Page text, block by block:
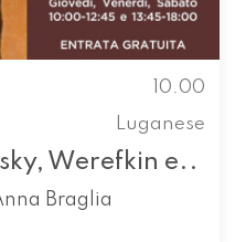
10.00
Luganese
Werefkin e..
Braglia